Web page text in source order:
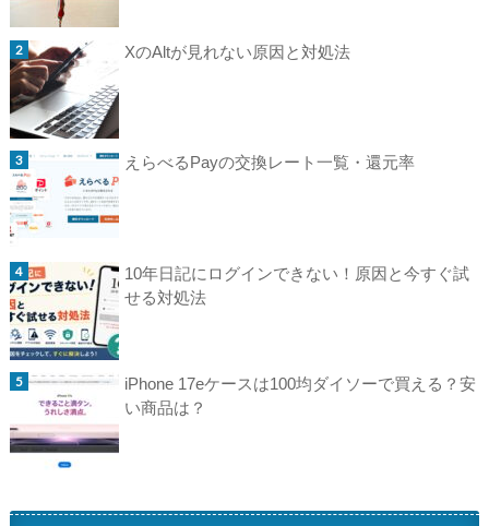
XのAltが見れない原因と対処法
えらべるPayの交換レート一覧・還元率
10年日記にログインできない！原因と今すぐ試
せる対処法
iPhone 17eケースは100均ダイソーで買える？安
い商品は？